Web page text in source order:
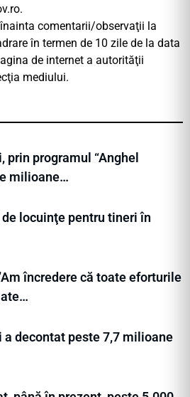
comentarii/observaţii la
în termen de 10 zile de la data
de internet a autorităţii
mediului.
programul “Anghel
milioane…
locuinţe pentru tineri în
încredere că toate eforturile
decontat peste 7,7 milioane